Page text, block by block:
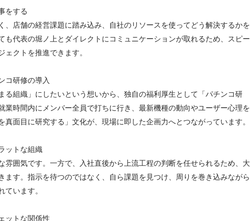
をする
、店舗の経営課題に踏み込み、自社のリソースを使ってどう解決するかを
も代表の堀ノ上とダイレクトにコミュニケーションが取れるため、スピー
クトを推進できます。
コ研修の導入
る組織」にしたいという想いから、独自の福利厚生として「パチンコ研
業時間内にメンバー全員で打ちに行き、最新機種の動向やユーザー心理を
面目に研究する」文化が、現場に即した企画力へとつながっています。
ットな組織
雰囲気です。一方で、入社直後から上流工程の判断を任せられるため、大
ます。指示を待つのではなく、自ら課題を見つけ、周りを巻き込みながら
います。
ットな関係性